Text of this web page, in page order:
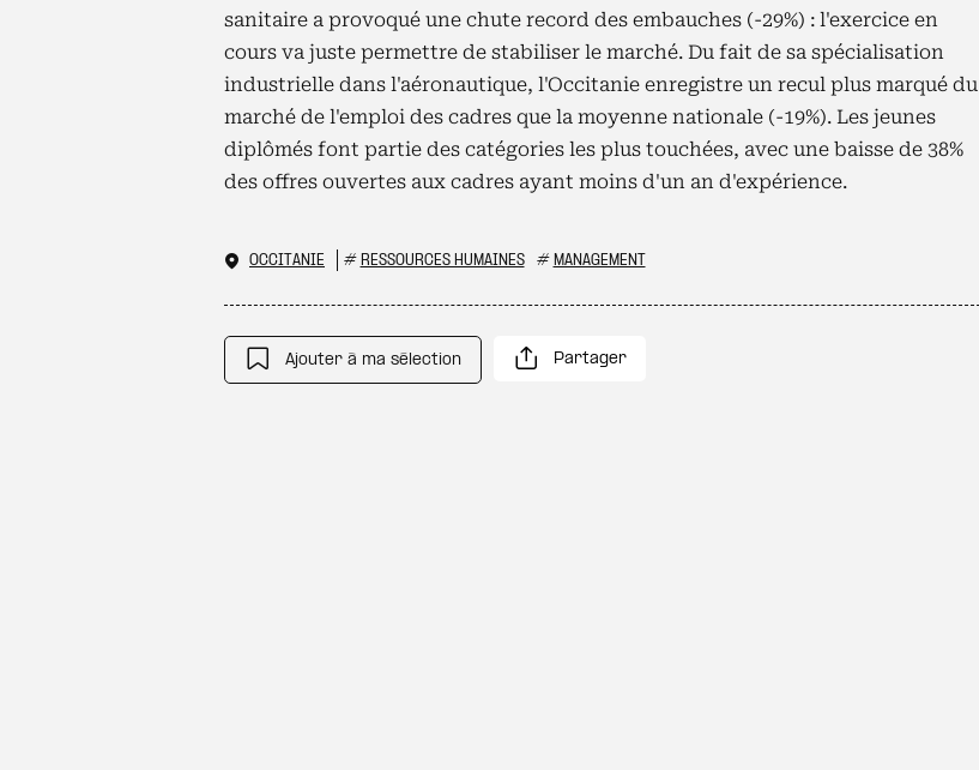
sanitaire a provoqué une chute record des embauches (-29%) : l'exercice en
cours va juste permettre de stabiliser le marché. Du fait de sa spécialisation
industrielle dans l'aéronautique, l'Occitanie enregistre un recul plus marqué du
marché de l'emploi des cadres que la moyenne nationale (-19%). Les jeunes
diplômés font partie des catégories les plus touchées, avec une baisse de 38%
des offres ouvertes aux cadres ayant moins d'un an d'expérience.
OCCITANIE # RESSOURCES HUMAINES # MANAGEMENT
Ajouter à ma sélection Partager